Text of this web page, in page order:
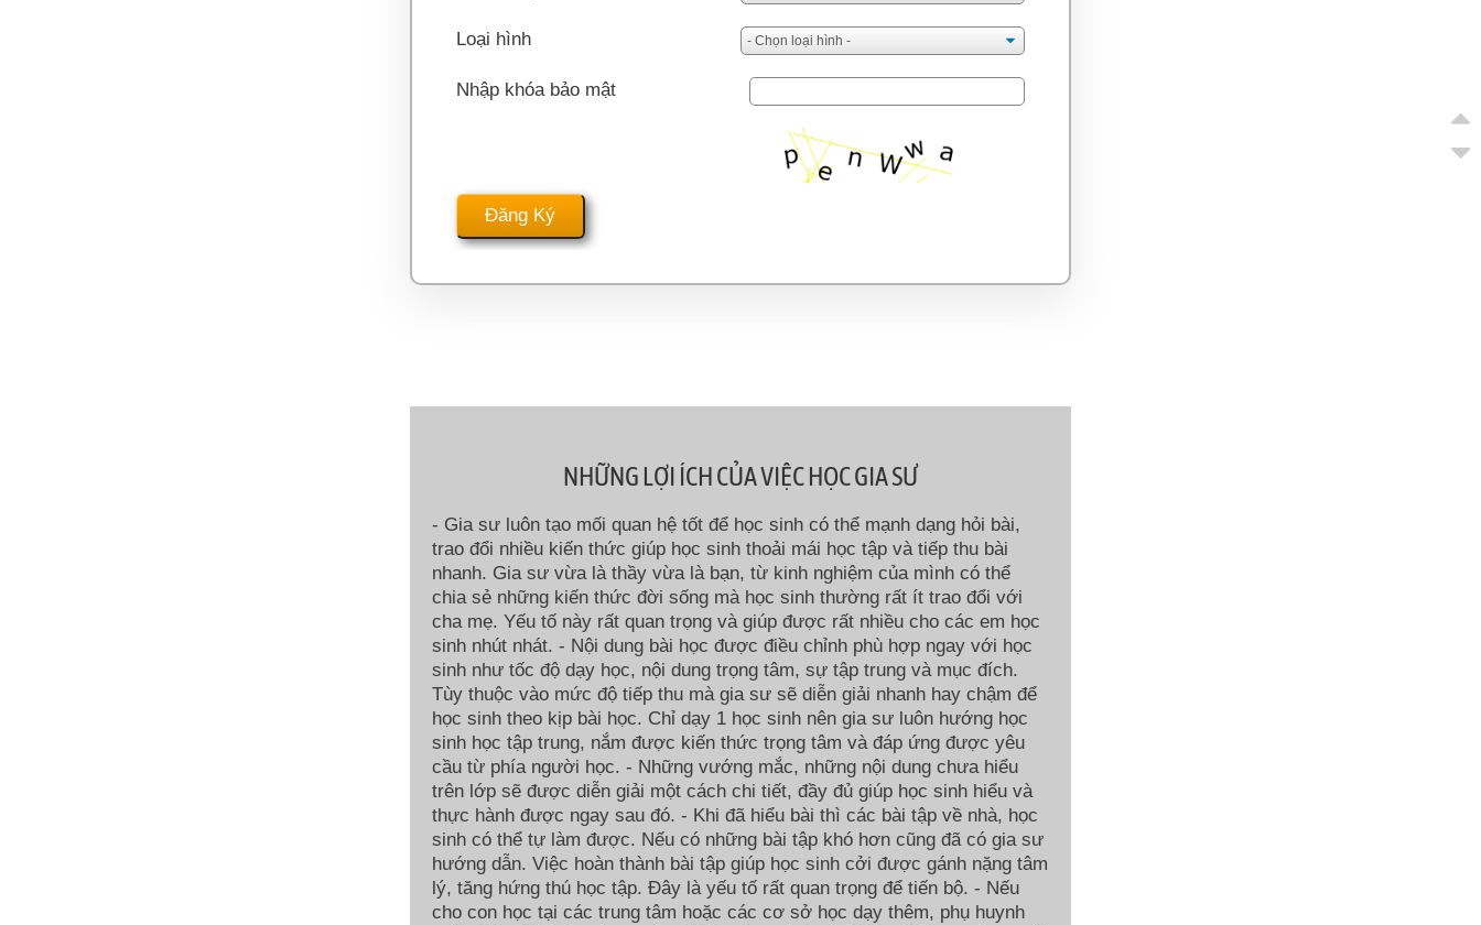
Loại hình
Nhập khóa bảo mật
NHỮNG LỢI ÍCH CỦA VIỆC HỌC GIA SƯ
- Gia sư luôn tạo mối quan hệ tốt để học sinh có thể mạnh dạng hỏi bài,
trao đổi nhiều kiến thức giúp học sinh thoải mái học tập và tiếp thu bài
nhanh. Gia sư vừa là thầy vừa là bạn, từ kinh nghiệm của mình có thể
chia sẻ những kiến thức đời sống mà học sinh thường rất ít trao đổi với
cha mẹ. Yếu tố này rất quan trọng và giúp được rất nhiều cho các em học
sinh nhút nhát. - Nội dung bài học được điều chỉnh phù hợp ngay với học
sinh như tốc độ dạy học, nội dung trọng tâm, sự tập trung và mục đích.
Tùy thuộc vào mức độ tiếp thu mà gia sư sẽ diễn giải nhanh hay chậm để
học sinh theo kịp bài học. Chỉ dạy 1 học sinh nên gia sư luôn hướng học
sinh học tập trung, nắm được kiến thức trọng tâm và đáp ứng được yêu
cầu từ phía người học. - Những vướng mắc, những nội dung chưa hiểu
trên lớp sẽ được diễn giải một cách chi tiết, đầy đủ giúp học sinh hiểu và
thực hành được ngay sau đó. - Khi đã hiểu bài thì các bài tập về nhà, học
sinh có thể tự làm được. Nếu có những bài tập khó hơn cũng đã có gia sư
hướng dẫn. Việc hoàn thành bài tập giúp học sinh cởi được gánh nặng tâm
lý, tăng hứng thú học tập. Đây là yếu tố rất quan trọng để tiến bộ. - Nếu
cho con học tại các trung tâm hoặc các cơ sở học dạy thêm, phụ huynh